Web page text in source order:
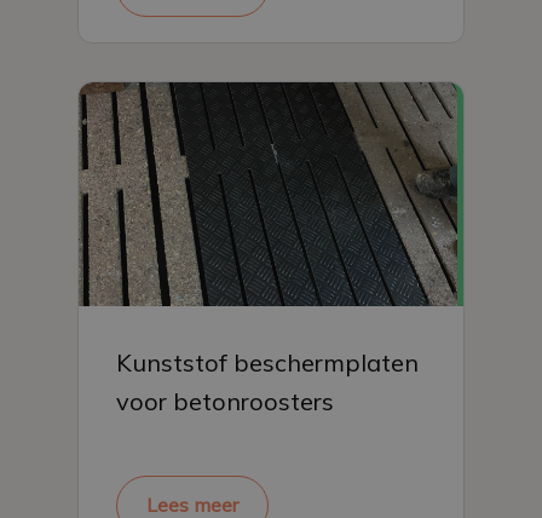
Kunststof beschermplaten
voor betonroosters
Lees meer